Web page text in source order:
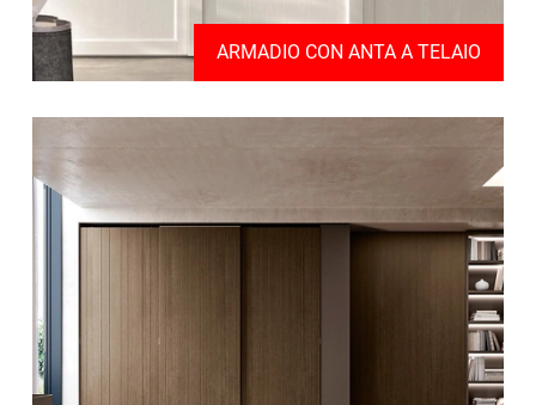
ARMADIO CON ANTA A TELAIO